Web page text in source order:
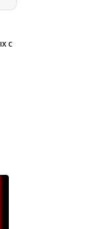
с